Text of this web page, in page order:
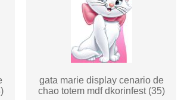
gata marie display cenario de
chao totem mdf dkorinfest (35)